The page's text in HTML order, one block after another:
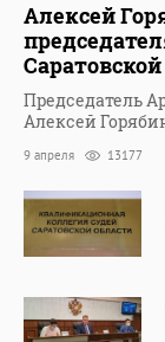
Алексей
Председатель
Алексей
9 апреля 13177